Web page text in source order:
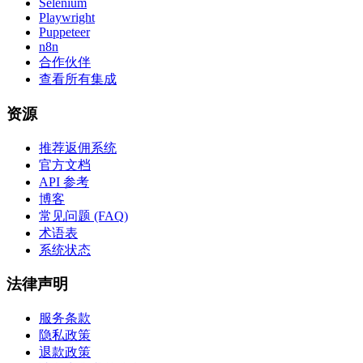
Selenium
Playwright
Puppeteer
n8n
合作伙伴
查看所有集成
资源
推荐返佣系统
官方文档
API 参考
博客
常见问题 (FAQ)
术语表
系统状态
法律声明
服务条款
隐私政策
退款政策